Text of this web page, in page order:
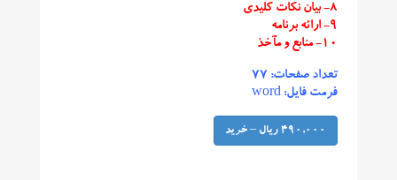
۸- بیان نکات کلیدی
۹- ارائه برنامه
۱۰- منابع و مآخذ
تعداد صفحات: ۷۷
فرمت فایل: word
490,000 ریال – خرید